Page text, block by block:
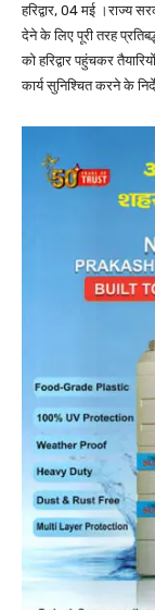
हरिद्वार, 04 मई ।राज्य
देने के लिए पूरी तरह
को हरिद्वार पहुंचकर
कार्य सुनिश्चित करने के